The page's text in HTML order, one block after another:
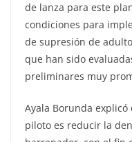
de lanza para este
condiciones para
de supresión de
que han sido
preliminares muy
Ayala Borunda
piloto es reducir la